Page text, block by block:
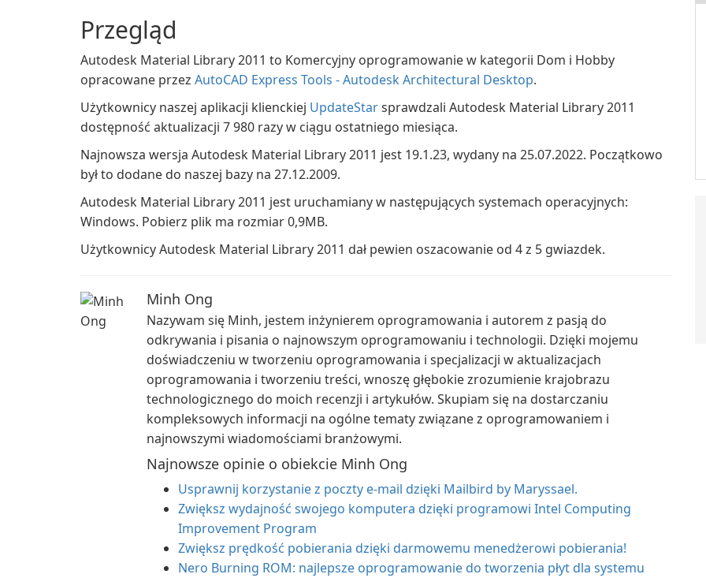
Przegląd
Autodesk Material Library 2011 to Komercyjny oprogramowanie w kategorii Dom i Hobby
opracowane przez AutoCAD Express Tools - Autodesk Architectural Desktop.
Użytkownicy naszej aplikacji klienckiej UpdateStarsprawdzali Autodesk Material Library 2011
dostępność aktualizacji 7 980 razy w ciągu ostatniego miesiąca.
Najnowsza wersja Autodesk Material Library 2011 jest 19.1.23, wydany na 25.07.2022. Początkowo
był to dodane do naszej bazy na 27.12.2009.
Autodesk Material Library 2011 jest uruchamiany w następujących systemach operacyjnych:
Windows. Pobierz plik ma rozmiar 0,9MB.
Użytkownicy Autodesk Material Library 2011 dał pewien oszacowanie od 4 z 5 gwiazdek.
Minh Ong
Nazywam się Minh, jestem inżynierem oprogramowania i autorem z pasją do
odkrywania i pisania o najnowszym oprogramowaniu i technologii. Dzięki mojemu
doświadczeniu w tworzeniu oprogramowania i specjalizacji w aktualizacjach
oprogramowania i tworzeniu treści, wnoszę głębokie zrozumienie krajobrazu
technologicznego do moich recenzji i artykułów. Skupiam się na dostarczaniu
kompleksowych informacji na ogólne tematy związane z oprogramowaniem i
najnowszymi wiadomościami branżowymi.
Najnowsze opinie o obiekcie Minh Ong
Usprawnij korzystanie z poczty e-mail dzięki Mailbird by Maryssael.
Zwiększ wydajność swojego komputera dzięki programowi Intel Computing
Improvement Program
Zwiększ prędkość pobierania dzięki darmowemu menedżerowi pobierania!
Nero Burning ROM: najlepsze oprogramowanie do tworzenia płyt dla systemu